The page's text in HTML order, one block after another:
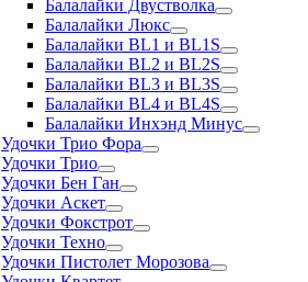
Балалайки Двустволка
Балалайки Люкс
Балалайки BL1 и BL1S
Балалайки BL2 и BL2S
Балалайки BL3 и BL3S
Балалайки BL4 и BL4S
Балалайки Инхэнд Минус
Удочки Трио Фора
Удочки Трио
Удочки Бен Ган
Удочки Аскет
Удочки Фокстрот
Удочки Техно
Удочки Пистолет Морозова